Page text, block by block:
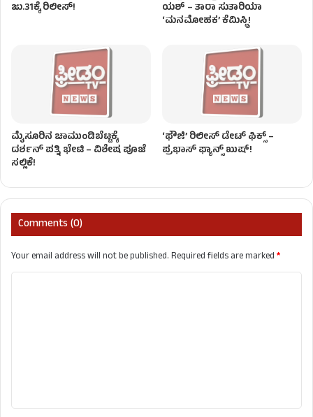
ಜು.31ಕ್ಕೆ ರಿಲೀಸ್!
ಯಶ್ – ತಾರಾ ಸುತಾರಿಯಾ
‘ಮನಮೋಹಕ’ ಕೆಮಿಸ್ಟ್ರಿ!
ಮೈಸೂರಿನ ಚಾಮುಂಡಿಬೆಟ್ಟಕ್ಕೆ
ದರ್ಶನ್ ಪತ್ನಿ ಭೇಟಿ – ವಿಶೇಷ ಪೂಜೆ
ಸಲ್ಲಿಕೆ!
‘ಫೌಜಿ’ ರಿಲೀಸ್ ಡೇಟ್ ಫಿಕ್ಸ್ –
ಪ್ರಭಾಸ್ ಫ್ಯಾನ್ಸ್ ಖುಷ್!
Comments (0)
Your email address will not be published.Required fields are marked*
t